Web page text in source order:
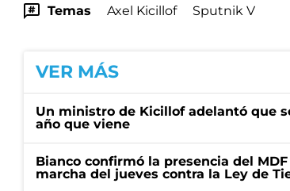
Temas Axel Kicillof Sputnik V
VER MÁS
Un ministro de Kicillof adelantó que
año que viene
Bianco confirmó la presencia del
marcha del jueves contra la Ley de